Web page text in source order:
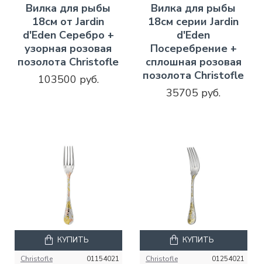
Вилка для рыбы
18см от Jardin
d'Eden Серебро +
узорная розовая
позолота Christofle
103500 руб.
Вилка для рыбы
18см серии Jardin
d'Eden
Посеребрение +
сплошная розовая
позолота Christofle
35705 руб.
Christofle 01154021
КУПИТЬ
Christofle 01254021
КУПИТЬ